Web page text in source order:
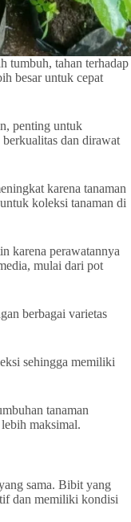
tumbuh, tahan terhadap
besar untuk cepat
penting untuk
dan dirawat
karena tanaman
koleksi tanaman di
karena perawatannya
mulai dari pot
berbagai varietas
sehingga memiliki
tanaman
maksimal.
sama. Bibit yang
dan memiliki kondisi